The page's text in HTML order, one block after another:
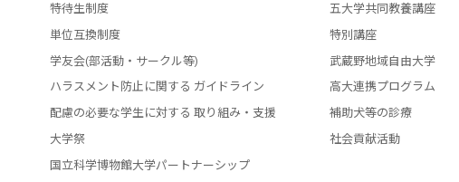
特待生制度
単位互換制度
学友会(部活動・サークル等)
ハラスメント防止に関する ガイドライン
配慮の必要な学生に対する 取り組み・支援
大学祭
国立科学博物館大学パートナーシップ
五大学共同教養講座
特別講座
武蔵野地域自由大学
高大連携プログラム
補助犬等の診療
社会貢献活動